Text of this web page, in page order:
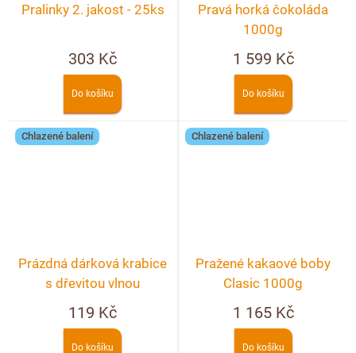
Pralinky 2. jakost - 25ks
303 Kč
Do košíku
Pravá horká čokoláda
1000g
1 599 Kč
Do košíku
Chlazené balení
Prázdná dárková krabice
s dřevitou vlnou
119 Kč
Do košíku
Chlazené balení
Pražené kakaové boby
Clasic 1000g
1 165 Kč
Do košíku